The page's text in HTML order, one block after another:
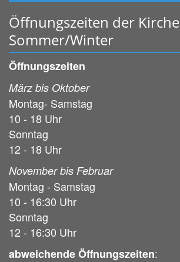
Öffnungszeiten der Kirche
Sommer/Winter
Öffnungszeiten
März bis Oktober
Montag- Samstag
10 - 18 Uhr
Sonntag
12 - 18 Uhr
November bis Februar
Montag - Samstag
10 - 16:30 Uhr
Sonntag
12 - 16:30 Uhr
abweichende Öffnungszeiten: